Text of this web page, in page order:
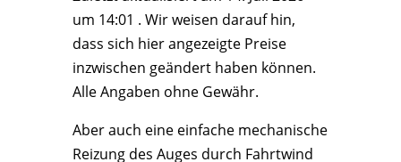
um 14:01 . Wir weisen darauf hin,
dass sich hier angezeigte Preise
inzwischen geändert haben können.
Alle Angaben ohne Gewähr.
Aber auch eine einfache mechanische
Reizung des Auges durch Fahrtwind